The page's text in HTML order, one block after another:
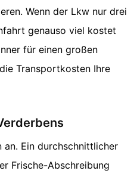
Wenn der Lkw nur drei
genauso viel kostet
für einen großen
Transportkosten Ihre
an. Ein durchschnittlicher
Frische-Abschreibung